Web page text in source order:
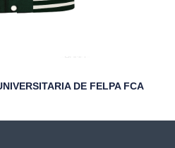
DE FELPA FCA